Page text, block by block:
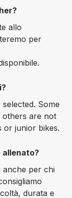
allo
per
Some
others are not
or junior bikes.
allenato?
anche per chi
durata e